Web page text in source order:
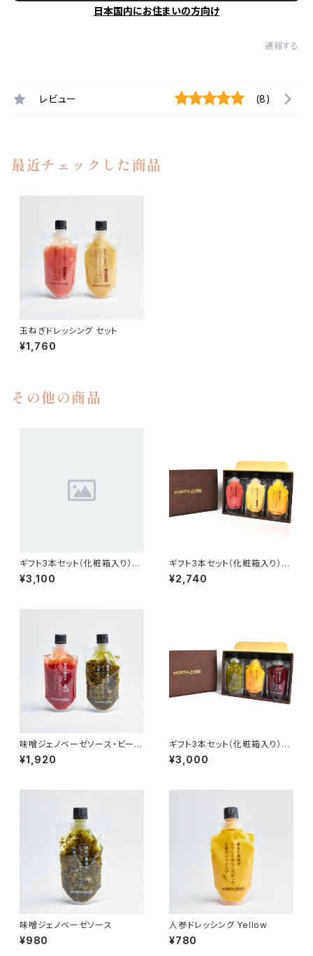
日本国内にお住まいの方向け
通報する
レビュー (8)
最近チェックした商品
玉ねぎドレッシング セット
¥1,760
その他の商品
ギフト3本セット（化粧箱入り）G
BR
¥3,100
ギフト3本セット（化粧箱入り）Y
PT
¥2,740
味噌ジェノベーゼソース・ビーツ
ドレッシングセット
¥1,920
ギフト3本セット（化粧箱入り）Y
GB
¥3,000
味噌ジェノベーゼソース
¥980
人参ドレッシング Yellow
¥780